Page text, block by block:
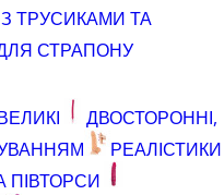
ТРУСИКАМИ ТА
СТРАПОНУ
ДВОСТОРОННІ,
РЕАЛІСТИКИ
ПІВТОРСИ